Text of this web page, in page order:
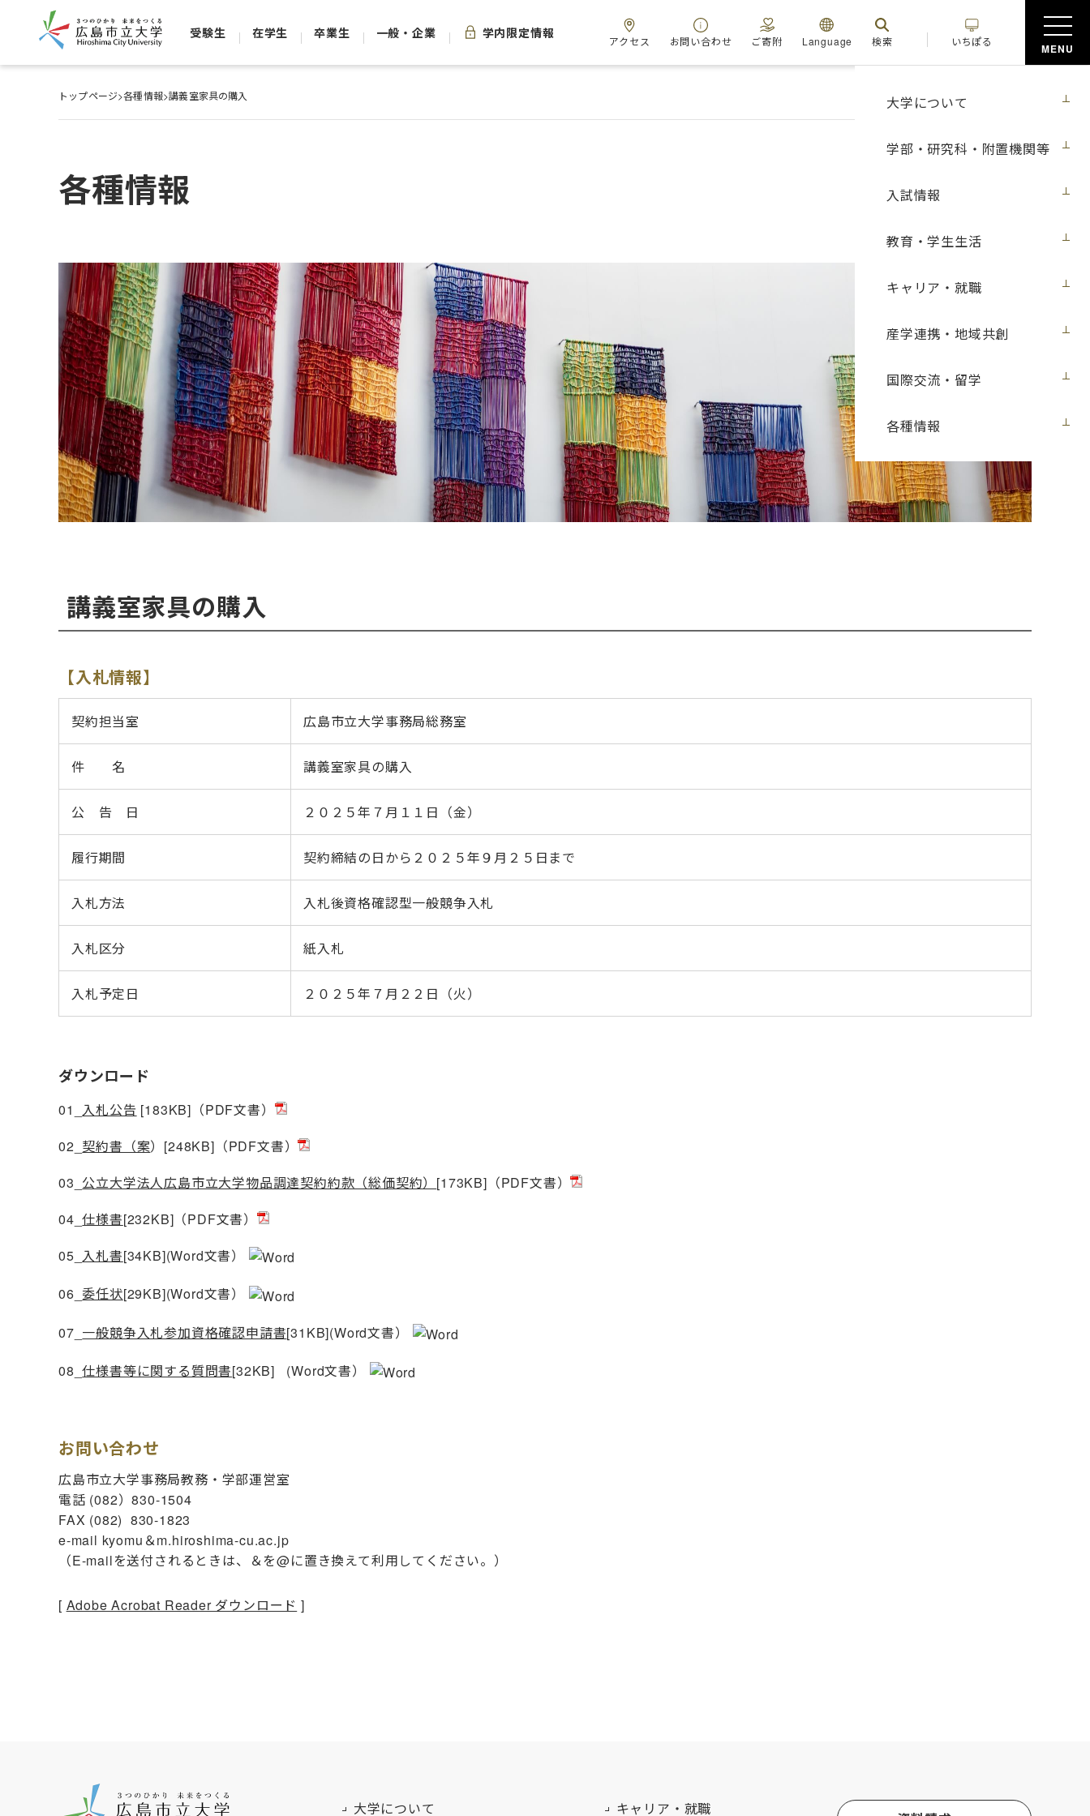
大学について
学部・研究科・附置機関等
入試情報
教育・学生生活
キャリア・就職
産学連携・地域共創
国際交流・留学
各種情報
受験生 在学生 卒業生 一般・企業 学内限定情報
アクセス お問い合わせ ご寄附 Language 検索 いちぽる
MENU
トップページ>各種情報>講義室家具の購入
各種情報
講義室家具の購入
【入札情報】
契約担当室 広島市立大学事務局総務室
件 名 講義室家具の購入
公 告 日 ２０２５年７月１１日（金）
履行期間 契約締結の日から２０２５年９月２５日まで
入札方法 入札後資格確認型一般競争入札
入札区分 紙入札
入札予定日 ２０２５年７月２２日（火）
ダウンロード
01 入札公告 [183KB]（PDF文書）
02_ 契約書（案）[248KB]（PDF文書）
03_ 公立大学法人広島市立大学物品調達契約約款（総価契約） [173KB]（PDF文書）
04_仕様書[232KB]（PDF文書）
05_ 入札書[34KB](Word文書）
06_ 委任状[29KB](Word文書）
07_ 一般競争入札参加資格確認申請書[31KB](Word文書）
08_仕様書等に関する質問書[32KB] (Word文書）
お問い合わせ
広島市立大学事務局教務・学部運営室
電話 (082）830-1504
FAX (082) 830‐1823
e-mail kyomu＆m.hiroshima-cu.ac.jp
（E-mailを送付されるときは、＆を@に置き換えて利用してください。）
[ Adobe Acrobat Reader ダウンロード ]
大学について キャリア・就職